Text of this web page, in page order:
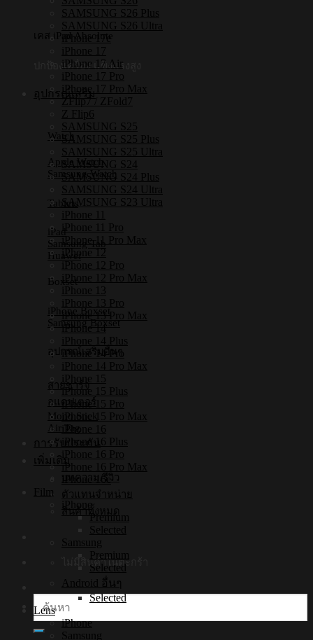
เคส iPad Absolute
ปกป้องเครื่อง แข็งแรงสูง
อุปกรณ์เสริม
Watch
Apple Watch
Samsung Watch
Tablets
iPad
Samsung Tab
Huawei
Boxset
iPhone Boxset
Samsung Boxset
อุปกรณ์เสริมอื่นๆ
สายชาร์จ
อแดปเตอร์
Mono Stick
Air Tag
การรับประกัน
เพิ่มเติม
บทความ/รีวิว
ตัวแทนจำหน่าย
สินค้าทั้งหมด
ไม่มีสินค้าในตะกร้า
ค้นหา:
SAMSUNG S26 Plus
SAMSUNG S26 Ultra
iPhone 17e
iPhone 17
iPhone 17 Air
iPhone 17 Pro
iPhone 17 Pro Max
ZFlip7 / ZFold7
Z Flip6
SAMSUNG S25
SAMSUNG S25 Plus
SAMSUNG S25 Ultra
SAMSUNG S24
SAMSUNG S24 Plus
SAMSUNG S24 Ultra
SAMSUNG S23 Ultra
iPhone 11
iPhone 11 Pro
iPhone 11 Pro Max
iPhone 12
iPhone 12 Pro
iPhone 12 Pro Max
iPhone 13
iPhone 13 Pro
iPhone 13 Pro Max
iPhone 14
iPhone 14 Plus
iPhone 14 Pro
iPhone 14 Pro Max
iPhone 15
iPhone 15 Plus
iPhone 15 Pro
iPhone 15 Pro Max
iPhone 16
iPhone 16 Plus
iPhone 16 Pro
iPhone 16 Pro Max
iPhone 16e
Film
iPhone
Premium
Selected
Samsung
Premium
Selected
Android อื่นๆ
Selected
Lens
iPhone
Samsung